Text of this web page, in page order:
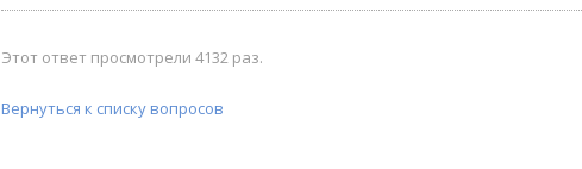
Этот ответ просмотрели 4132 раз.
Вернуться к списку вопросов